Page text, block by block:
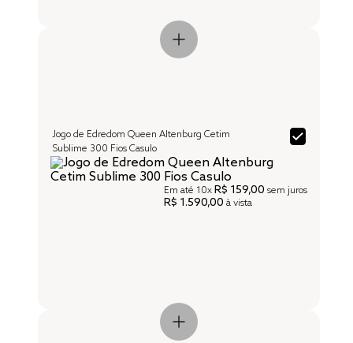
Jogo de Edredom Queen Altenburg Cetim
Sublime 300 Fios Casulo
Em até 10x R$ 159,00 sem juros
R$ 1.590,00 à vista